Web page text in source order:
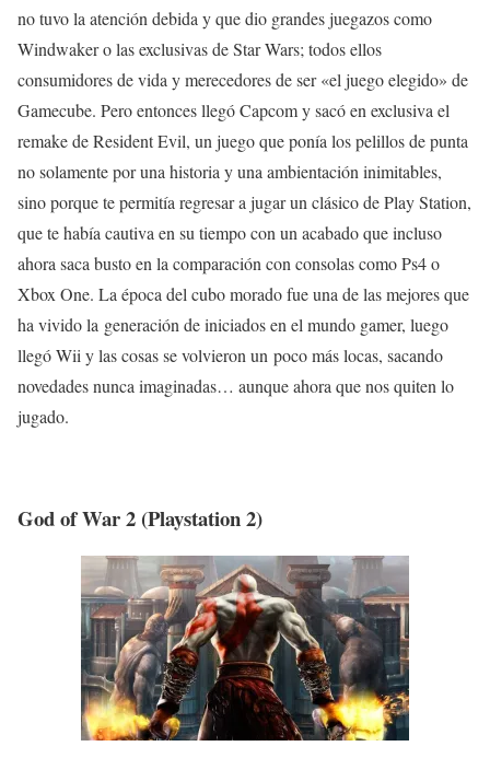
no tuvo la atención debida y que dio grandes juegazos como
Windwaker o las exclusivas de Star Wars; todos ellos
consumidores de vida y merecedores de ser «el juego elegido» de
Gamecube. Pero entonces llegó Capcom y sacó en exclusiva el
remake de Resident Evil, un juego que ponía lospelillosde punta
nosolamentepor una historia y una ambientación inimitables,
sino porque te permitía regresara jugar un clásico de Play Station,
que te había cautiva en su tiempocon un acabado queincluso
ahora saca bustoen la comparación con consolas como Ps4 o
Xbox One. La época del cubo morado fue una de las mejores que
ha vivido la generación de iniciados en el mundo gamer, luego
llegó Wii y las cosas se volvieron un pocomás locas, sacando
novedades nunca imaginadas… aunque ahora que nos quiten lo
jugado.
God of War 2 (Playstation 2)